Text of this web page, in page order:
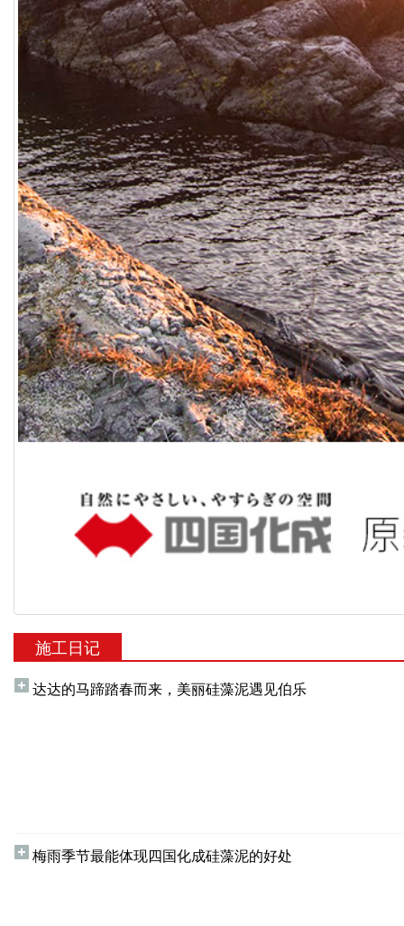
施工日记
达达的马蹄踏春而来，美丽硅藻泥遇见伯乐
梅雨季节最能体现四国化成硅藻泥的好处